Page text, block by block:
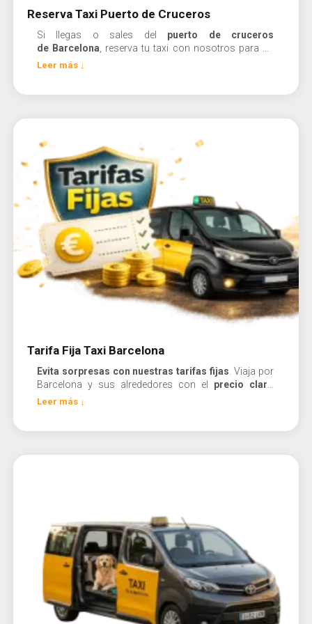
Reserva Taxi Puerto de Cruceros
Si llegas o sales del puerto de cruceros
de Barcelona , reserva tu taxi con nosotros para un
traslado cómodo y puntual al puerto o a tu destino en
Leer más ↓
Tarifa Fija Taxi Barcelona
Evita sorpresas con nuestras tarifas fijas . Viaja por
Barcelona y sus alrededores con el precio claro
desde el principio
Leer más ↓